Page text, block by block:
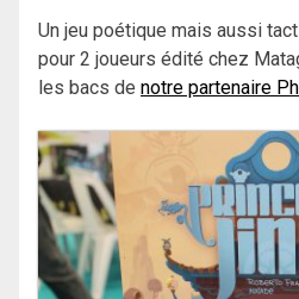
Un jeu poétique mais aussi
pour 2 joueurs édité chez
les bacs de notre partenaire